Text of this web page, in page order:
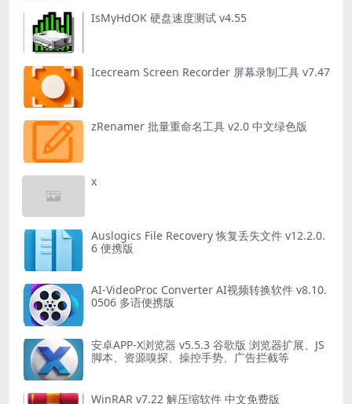
IsMyHdOK 硬盘速度测试 v4.55
Icecream Screen Recorder 屏幕录制工具 v7.47
zRenamer 批量重命名工具 v2.0 中文绿色版
x
Auslogics File Recovery 恢复丢失文件 v12.2.0.
6 便携版
AI-VideoProc Converter AI视频转换软件 v8.10.
0506 多语便携版
安卓APP-X浏览器 v5.5.3 谷歌版 浏览器扩展、JS
脚本、资源嗅探、操控手势、广告拦截等
WinRAR v7.22 解压缩软件 中文免费版